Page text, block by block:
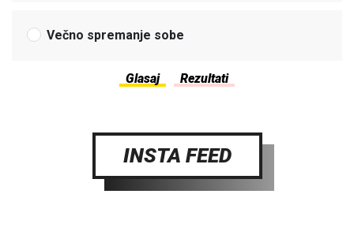
Večno spremanje sobe
INSTA FEED